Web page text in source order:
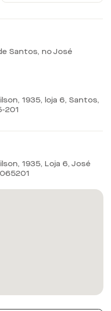
Santos, no José
1935, loja 6, Santos,
201
1935, Loja 6, José